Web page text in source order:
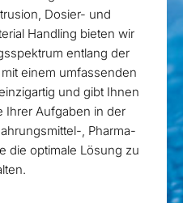
Dosier- und
Handling bieten wir
entlang der
einem umfassenden
und gibt Ihnen
Ihrer Aufgaben in der
, Pharma-
die optimale Lösung zu